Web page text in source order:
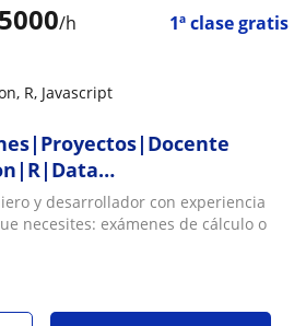
/h 1ª clase gratis
R, Javascript
apps con
Native
y desarrollador con experiencia
necesites: exámenes de cálculo o